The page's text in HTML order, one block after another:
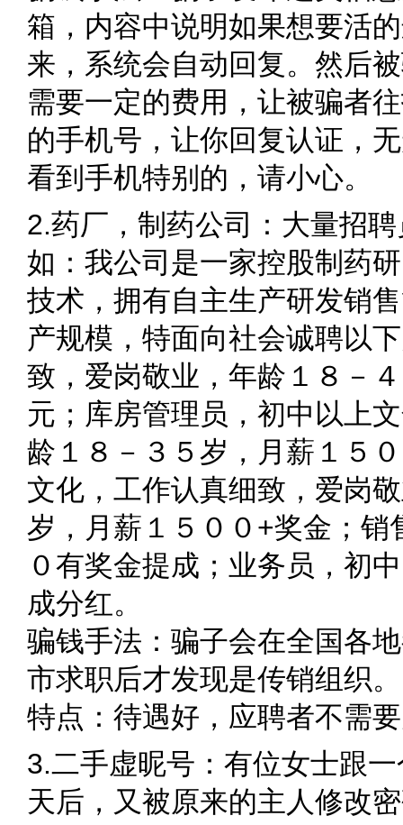
箱，内容中说明如果想要活
来，系统会自动回复。然后
需要一定的费用，让被骗者
的手机号，让你回复认证，
看到手机特别的，请小心。
2.药厂，制药公司：大量招
如：我公司是一家控股制药
技术，拥有自主生产研发销
产规模，特面向社会诚聘以
致，爱岗敬业，年龄１８－
元；库房管理员，初中以上
龄１８－３５岁，月薪１５
文化，工作认真细致，爱岗
岁，月薪１５００+奖金；
０有奖金提成；业务员，初
成分红。
骗钱手法：骗子会在全国各
市求职后才发现是传销组织。
特点：待遇好，应聘者不需
3.二手虚昵号：有位女士跟
天后，又被原来的主人修改